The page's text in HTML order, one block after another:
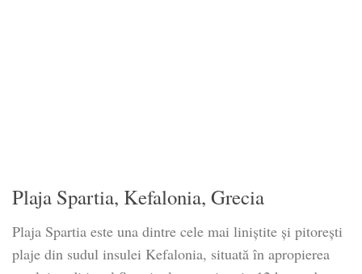
Plaja Spartia, Kefalonia, Grecia
Plaja Spartia este una dintre cele mai liniștite și pitorești
plaje din sudul insulei Kefalonia, situată în apropierea